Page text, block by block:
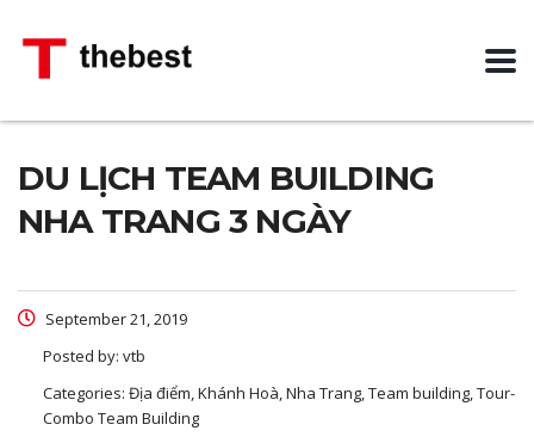
DU LỊCH TEAM BUILDING
NHA TRANG 3 NGÀY
September 21, 2019
Posted by: vtb
Categories: Địa điểm, Khánh Hoà, Nha Trang, Team building, Tour-
Combo Team Building